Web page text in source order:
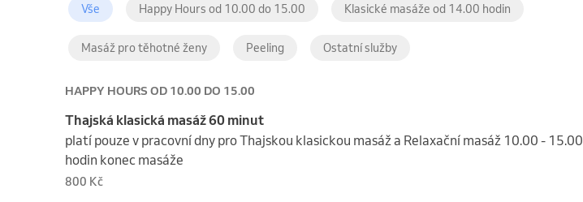
Vše Happy Hours od 10.00 do 15.00 Klasické masáže od 14.00 hodin
Masáž pro těhotné ženy Peeling Ostatní služby
HAPPY HOURS OD 10.00 DO 15.00
Thajská klasická masáž 60 minut
platí pouze v pracovní dny pro Thajskou klasickou masáž a Relaxační masáž 10.00 - 15.00
hodin konec masáže
800 Kč